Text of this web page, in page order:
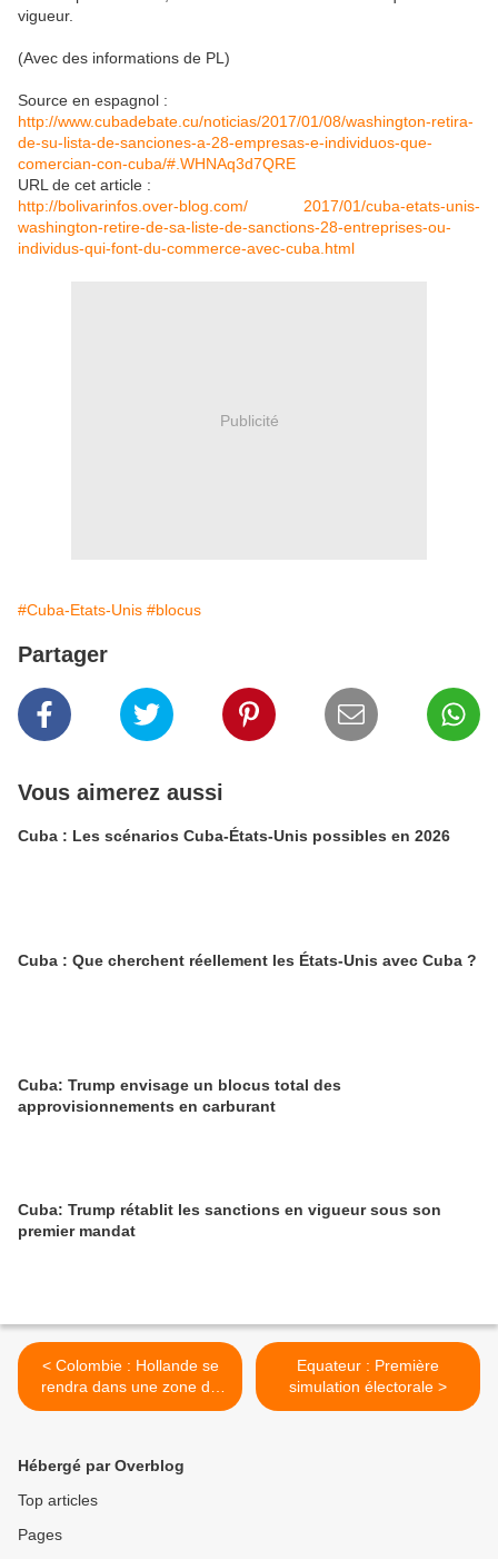
vigueur.
(Avec des informations de PL)
Source en espagnol :
http://www.cubadebate.cu/noticias/2017/01/08/washington-retira-
de-su-lista-de-sanciones-a-28-empresas-e-individuos-que-
comercian-con-cuba/#.WHNAq3d7QRE
URL de cet article :
http://bolivarinfos.over-blog.com/ 2017/01/cuba-etats-unis-
washington-retire-de-sa-liste-de-sanctions-28-entreprises-ou-
individus-qui-font-du-commerce-avec-cuba.html
Publicité
#Cuba-Etats-Unis #blocus
Partager
Vous aimerez aussi
Cuba : Les scénarios Cuba-États-Unis possibles en 2026
Cuba : Que cherchent réellement les États-Unis avec Cuba ?
Cuba: Trump envisage un blocus total des
approvisionnements en carburant
Cuba: Trump rétablit les sanctions en vigueur sous son
premier mandat
< Colombie : Hollande se
rendra dans une zone de
regroupement des FARC-
Equateur : Première
simulation électorale >
Hébergé par Overblog
Top articles
Pages